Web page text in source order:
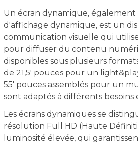
Un écran dynamique, également
d'affichage dynamique, est un
communication visuelle qui
pour diffuser du contenu
disponibles sous plusieurs
de 21,5' pouces pour un
55' pouces assemblés pour un
sont adaptés à différents
Les écrans dynamiques se
résolution Full HD (Haute
luminosité élevée, qui